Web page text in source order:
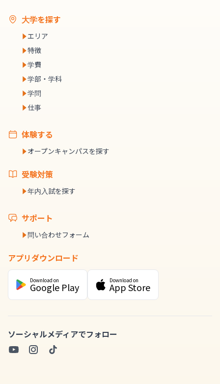
大学を探す
エリア
特徴
学費
学部・学科
学問
仕事
体験する
オープンキャンパスを探す
受験対策
年内入試を探す
サポート
問い合わせフォーム
アプリダウンロード
Download on
Google Play
Download on
App Store
ソーシャルメディアでフォロー